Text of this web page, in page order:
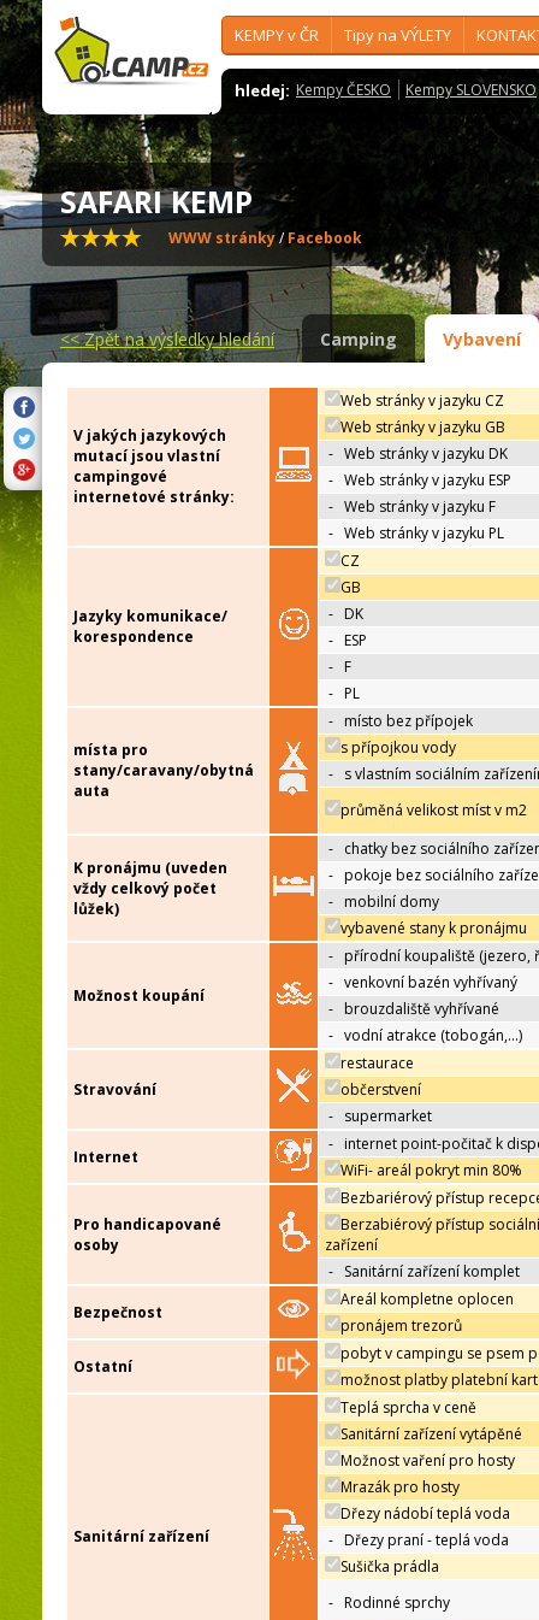
KEMPY v ČR Tipy na VÝLETY
hledej: Kempy ČESKO Kempy SLOVENSKO
SAFARI KEMP
WWW stránky/Facebook
<<Zpět na výsledky hledání Camping Vybavení
V jakých jazykových
mutací jsou vlastní
campingové
internetové stránky:
Web stránky v jazyku CZ
Web stránky v jazyku GB
- Web stránky v jazyku DK
- Web stránky v jazyku ESP
- Web stránky v jazyku F
- Web stránky v jazyku PL
Jazyky komunikace/
korespondence
CZ
GB
- DK
- ESP
- F
- PL
místa pro
stany/caravany/obytná
auta
- místo bez přípojek
s přípojkou vody
- s vlastním sociálním
průměná velikost míst v m2
K pronájmu (uveden
vždy celkový počet
lůžek)
- chatky bez sociálního
- pokoje bez sociálního
- mobilní domy
vybavené stany k pronájmu
Možnost koupání
- přírodní koupaliště (jezero,
- venkovní bazén vyhřívaný
- brouzdaliště vyhřívané
- vodní atrakce (tobogán,…)
Stravování
restaurace
občerstvení
- supermarket
Internet
- internet point-počitač k
WiFi- areál pokryt min 80%
Pro handicapované
osoby
Bezbariérový přístup
Berzabiérový přístup sociální
zařízení
- Sanitární zařízení komplet
Bezpečnost
Areál kompletne oplocen
pronájem trezorů
Ostatní
pobyt v campingu se psem
možnost platby platební
Sanitární zařízení
Teplá sprcha v ceně
Sanitární zařízení vytápěné
Možnost vaření pro hosty
Mrazák pro hosty
Dřezy nádobí teplá voda
- Dřezy praní - teplá voda
Sušička prádla
- Rodinné sprchy